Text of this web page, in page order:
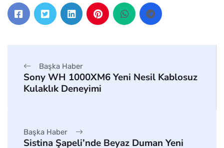
Başka Haber
Sony WH 1000XM6 Yeni Nesil Kablosuz
Kulaklık Deneyimi
Başka Haber
Sistina Şapeli’nde Beyaz Duman Yeni